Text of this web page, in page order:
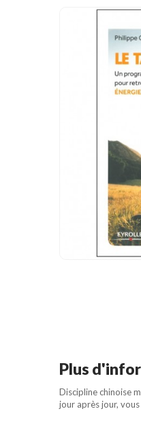
Tatamis
Voir plus
Plus
Discipline chinoise
jour après jour,